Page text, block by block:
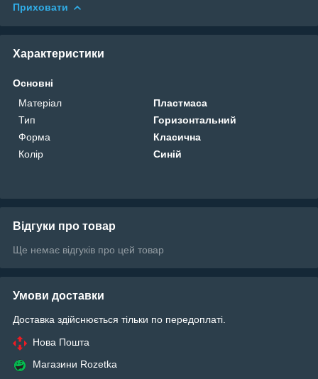
Приховати
Характеристики
Основні
Матеріал
Пластмаса
Тип
Горизонтальний
Форма
Класична
Колір
Синій
Відгуки про товар
Ще немає відгуків про цей товар
Умови доставки
Доставка здійснюється тільки по передоплаті.
Нова Пошта
Магазини Rozetka